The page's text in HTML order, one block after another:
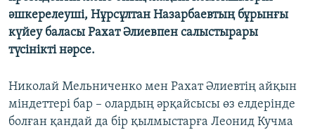
әшкерелеуші, Нұрсұлтан Назарбаевтың бұрынғы
күйеу баласы Рахат Әлиевпен салыстырары
түсінікті нәрсе.
Николай Мельниченко мен Рахат Әлиевтің айқын
міндеттері бар – олардың әрқайсысы өз елдерінде
болған қандай да бір қылмыстарға Леонид Кучма